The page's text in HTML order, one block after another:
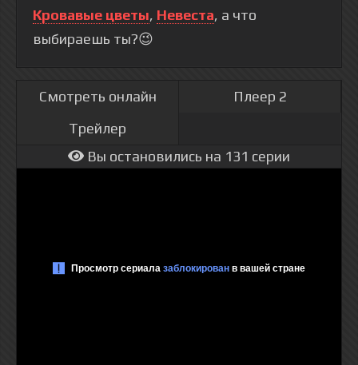
Кровавые цветы, Невеста, а что
выбираешь ты?😉
Смотреть онлайн
Плеер 2
Трейлер
Вы остановились на 131 серии